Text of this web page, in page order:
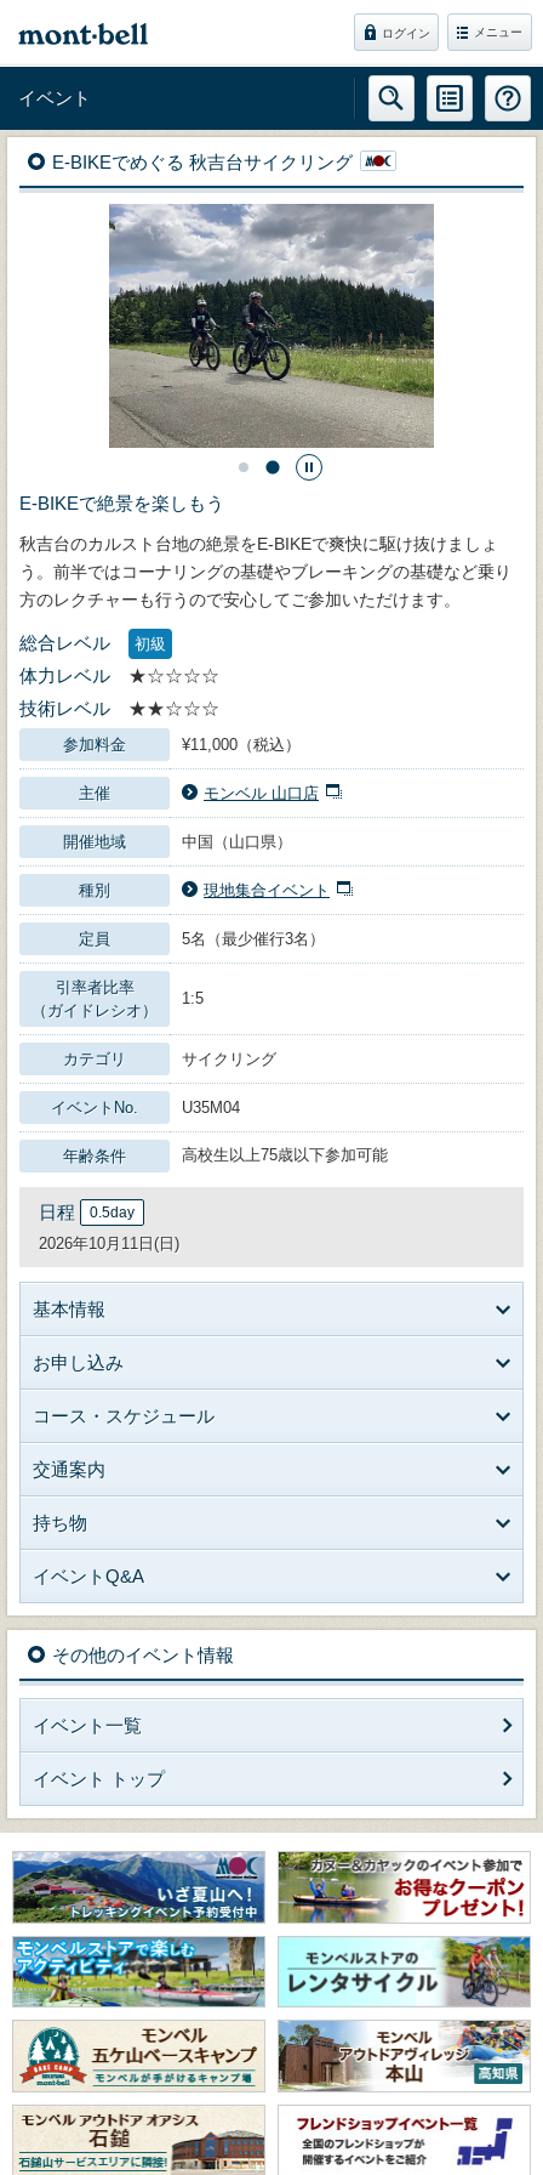
ログイン メニュー
イベント
E-BIKEでめぐる 秋吉台サイクリング
E-BIKEで絶景を楽しもう
秋吉台のカルスト台地の絶景をE-BIKEで爽快に駆け抜けましょ
う。前半ではコーナリングの基礎やブレーキングの基礎など乗り
方のレクチャーも行うので安心してご参加いただけます。
総合レベル 初級
体力レベル
★☆☆☆☆
技術レベル
★★☆☆☆
参加料金 ¥11,000（税込）
主催 モンベル 山口店
開催地域 中国（山口県）
種別 現地集合イベント
定員 5名（最少催行3名）
引率者比率
（ガイドレシオ）
1:5
カテゴリ サイクリング
イベントNo. U35M04
年齢条件 高校生以上75歳以下参加可能
日程 0.5day
2026年10月11日(日)
基本情報
お申し込み
コース・スケジュール
交通案内
持ち物
イベントQ&A
その他のイベント情報
イベント一覧
イベント トップ